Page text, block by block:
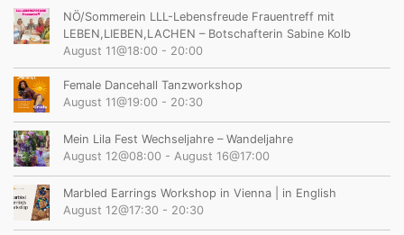
NÖ/Sommerein LLL-Lebensfreude Frauentreff mit
LEBEN,LIEBEN,LACHEN – Botschafterin Sabine Kolb
August 11@18:00 - 20:00
Female Dancehall Tanzworkshop
August 11@19:00 - 20:30
Mein Lila Fest Wechseljahre – Wandeljahre
August 12@08:00 - August 16@17:00
Marbled Earrings Workshop in Vienna | in English
August 12@17:30 - 20:30